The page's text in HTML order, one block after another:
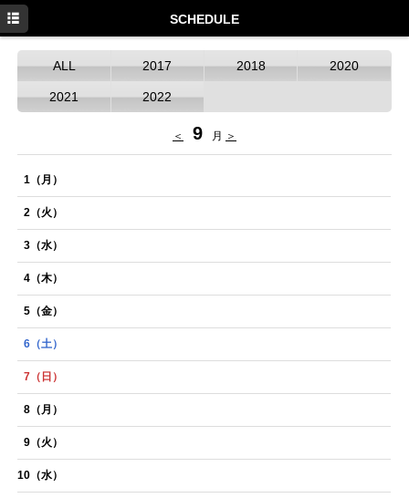
SCHEDULE
ALL 2017 2018 2020
2021 2022
＜ 9 月 ＞
1 （月）
2 （火）
3 （水）
4 （木）
5 （金）
6 （土）
7 （日）
8 （月）
9 （火）
10 （水）
NEWS
PROFILE
MOVIE
GOODS